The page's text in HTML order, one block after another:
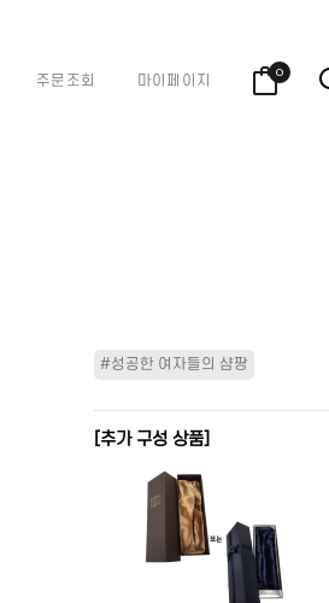
주문조회 마이페이지 0
#성공한 여자들의 샴팡
[추가 구성 상품]